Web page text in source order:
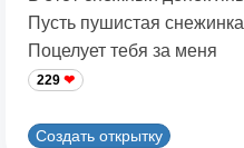
Пусть пушистая снежинка
Поцелует тебя за меня
229
Создать открытку